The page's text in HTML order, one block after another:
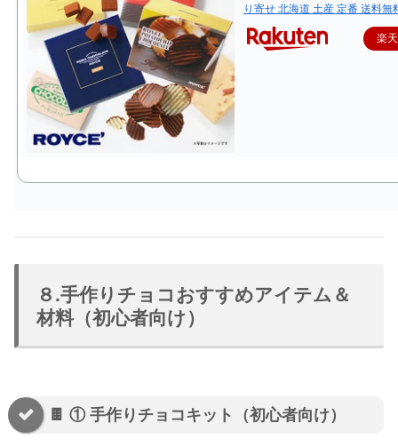
り寄せ 北海道 土産 定番 送料無
楽
８.手作りチョコおすすめアイテム＆
材料（初心者向け）
🍫 ① 手作りチョコキット（初心者向け）